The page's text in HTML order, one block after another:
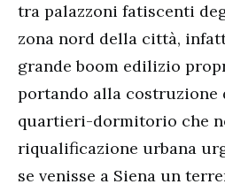
tra palazzoni fatiscenti
zona nord della città,
grande boom edilizio
portando alla costruzione
quartieri-dormitorio che
riqualificazione urbana
se venisse a Siena un